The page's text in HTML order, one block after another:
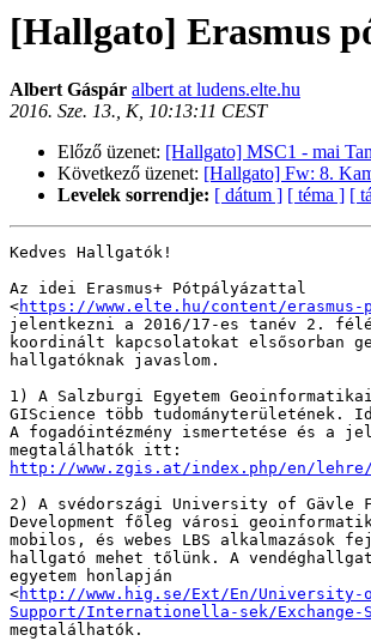
[Hallgato] Erasmus
Albert Gáspár albert at ludens.elte.hu
2016. Sze. 13., K, 10:13:11 CEST
Előző üzenet: [Hallgato] MSC1 - mai
Következő üzenet: [Hallgato] Fw: 8.
Levelek sorrendje: [ dátum ] [ téma ] [
Kedves Hallgatók!
Az idei Erasmus+ Pótpályázattal
<https://www.elte.hu/content/erasmus-
jelentkezni a 2016/17-es tanév 2.
koordinált kapcsolatokat elsősorban
hallgatóknak javaslom.
1) A Salzburgi Egyetem
GIScience több tudományterületének.
A fogadóintézmény ismertetése és a
http://www.zgis.at/index.php/en/
2) A svédországi University of Gävle
Development főleg városi
mobilos, és webes LBS alkalmazások
hallgató mehet tőlünk. A
egyetem honlapján
<http://www.hig.se/Ext/En/University-
Support/Internationella-sek/Exchange-
megtalálhatók.